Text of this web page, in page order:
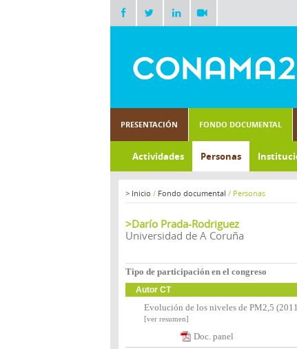
PRESENTACIÓN FONDO DOCUMENTAL
Actividades Personas
> Inicio / Fondo documental / Personas
>Darío Prada-Rodriguez
Universidad de A Coruña
Tipo de participación en el congreso
Autor CT
Evolución de los niveles de PM2,5
[ver resumen]
Doc. panel